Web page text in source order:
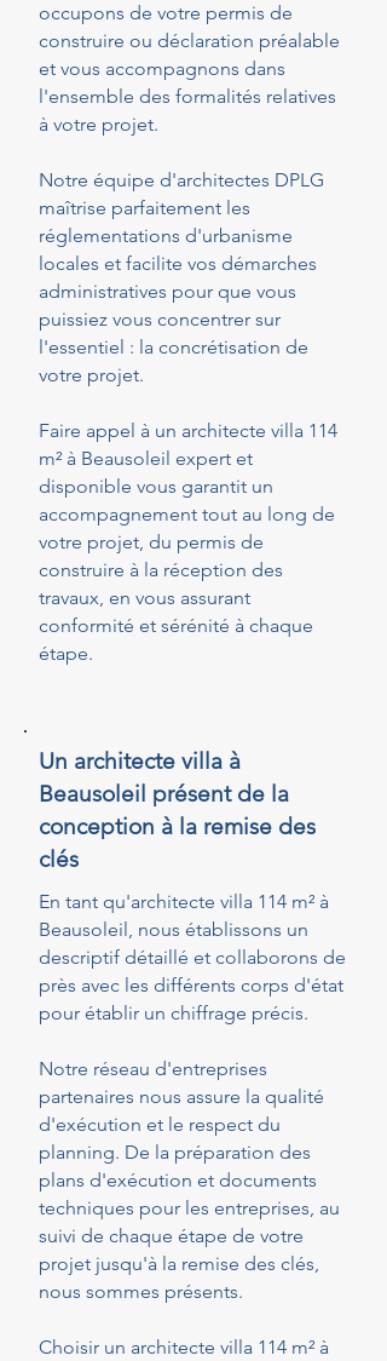
occupons de votre permis de
construire ou déclaration préalable
et vous accompagnons dans
l'ensemble des formalités relatives
à votre projet.
Notre équipe d'architectes DPLG
maîtrise parfaitement les
réglementations d'urbanisme
locales et facilite vos démarches
administratives pour que vous
puissiez vous concentrer sur
l'essentiel : la concrétisation de
votre projet.
Faire appel à un architecte villa 114
m² à Beausoleil expert et
disponible vous garantit un
accompagnement tout au long de
votre projet, du permis de
construire à la réception des
travaux, en vous assurant
conformité et sérénité à chaque
étape.
Un architecte villa à
Beausoleil présent de la
conception à la remise des
clés
En tant qu'architecte villa 114 m² à
Beausoleil, nous établissons un
descriptif détaillé et collaborons de
près avec les différents corps d'état
pour établir un chiffrage précis.
Notre réseau d'entreprises
partenaires nous assure la qualité
d'exécution et le respect du
planning. De la préparation des
plans d'exécution et documents
techniques pour les entreprises, au
suivi de chaque étape de votre
projet jusqu'à la remise des clés,
nous sommes présents.
Choisir un architecte villa 114 m² à